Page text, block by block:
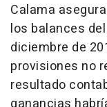
Calama
los balances
diciembre de
provisiones no
resultado